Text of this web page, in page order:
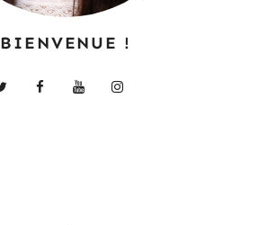
BIENVENUE !